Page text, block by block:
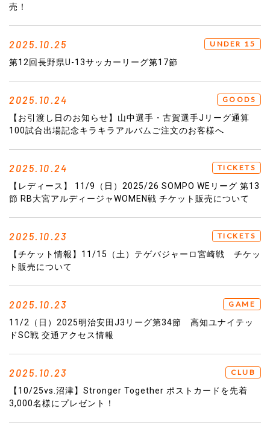
売！
2025.10.25 UNDER 15
第12回長野県U-13サッカーリーグ第17節
2025.10.24 GOODS
【お引渡し日のお知らせ】山中選手・古賀選手Jリーグ通算
100試合出場記念キラキラアルバムご注文のお客様へ
2025.10.24 TICKETS
【レディース】 11/9（日）2025/26 SOMPO WEリーグ 第13
節 RB大宮アルディージャWOMEN戦 チケット販売について
2025.10.23 TICKETS
【チケット情報】11/15（土）テゲバジャーロ宮崎戦 チケッ
ト販売について
2025.10.23 GAME
11/2（日）2025明治安田J3リーグ第34節 高知ユナイテッ
ドSC戦 交通アクセス情報
2025.10.23 CLUB
【10/25vs.沼津】Stronger Together ポストカードを先着
3,000名様にプレゼント！